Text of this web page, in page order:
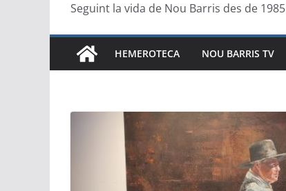
Seguint la vida de Nou Barris des de 1985
HEMEROTECA NOU BARRIS TV